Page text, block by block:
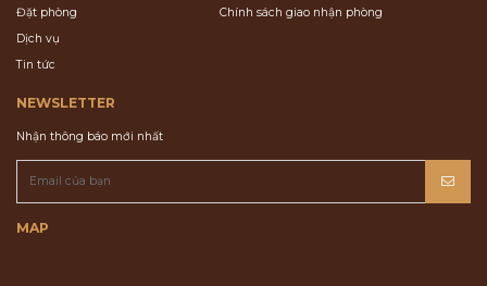
Đặt phòng
Dịch vụ
Tin tức
Chính sách giao nhận phòng
NEWSLETTER
Nhận thông báo mới nhất
MAP